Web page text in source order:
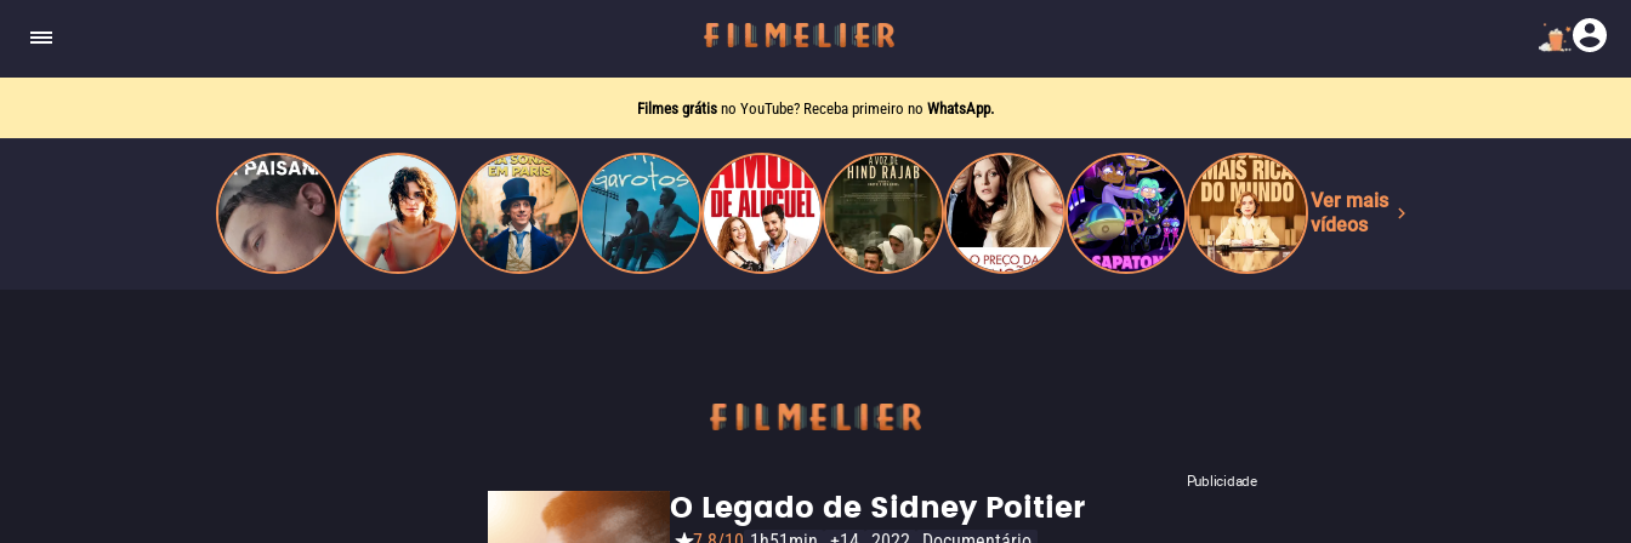
Ver mais
vídeos
Filmes grátis no YouTube? Receba primeiro no WhatsApp.
Publicidade
O Legado de Sidney Poitier